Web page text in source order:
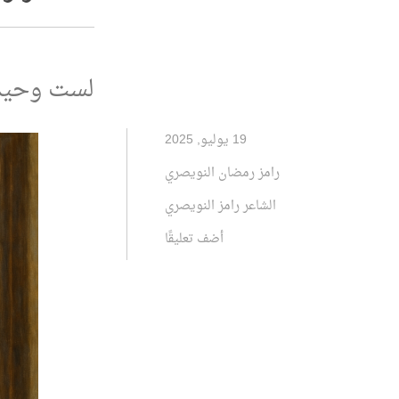
لست
19 يوليو, 2025
رامز رمضان النويصري
الشاعر رامز النويصري
أضف تعليقًا